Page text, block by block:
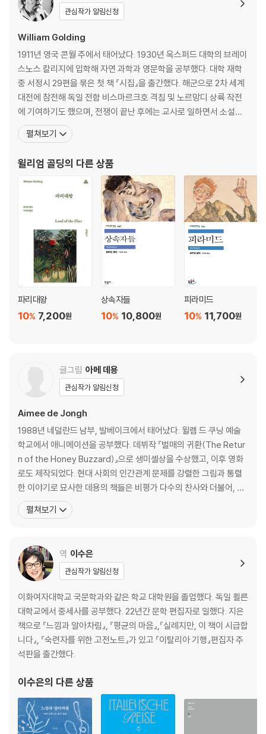
관심작가 알림신청
William Golding
1911년 영국 콘월 주에서 태어났다. 1930년 옥스퍼드 대학의 브레이
스노스 칼리지에 입학해 자연 과학과 영문학을 공부했다. 대학 재학
중 서정시 29편을 묶은 첫 책 『시집』을 출간했다. 해군으로 2차 세계
대전에 참전해 독일 전함 비스마르크호 격침 및 노르망디 상륙 작전
에 기여하기도 했으며, 전쟁이 끝난 후에는 교사로 일하면서 소설을
쓰기 시작했다. 1954년 발표한 첫 소설 『파리대왕』을 통해 외딴섬에
고립된 소년들이 원시적인 야만 상태로 퇴행해 가는 과정을 그렸다.
린 『파리대왕』은 외딴 섬에 상륙한 소
펼쳐보기
윌리엄 골딩의 다른 상품
파리대왕
7,200원
10%
상속자들
10,800원
10%
피라미드
11,700원
10%
글그림 아메 데용
관심작가 알림신청
Aimee de Jongh
1988년 네덜란드 남부, 발베이크에서 태어났다. 윌렘 드 쿠닝 예술
학교에서 애니메이션을 공부했다. 데뷔작 『벌매의 귀환(The Retur
n of the Honey Buzzard)』으로 생미셸상을 수상했고, 이후 영화
로도 제작되었다. 현대 사회의 인간관계 문제를 강렬한 그림과 통렬
한 이야기로 묘사한 데용의 책들은 비평가 다수의 찬사와 더불어, 프
랑스, 미국, 일본 등에서 상을 받았다. 만화계의 오스카로 일컬어지는
아이즈너상 후보에 꾸준히 지명되고 있다. 그래픽 노블 작품으로 『가
의 겨울(Sixt
펼쳐보기
역 이수은
관심작가 알림신청
이화여자대학교 국문학과와 같은 학교 대학원을 졸업했다. 독일 쾰른
대학교에서 중세사를 공부했다. 22년간 문학 편집자로 일했다. 지은
책으로 『느낌과 알아차림』, 『평균의 마음』,『실례지만, 이 책이 시급합
니다』, 『숙련자를 위한 고전노트』가 있고 『이탈리아 기행』편집자 주
석판을 출간했다.
이수은의 다른 상품